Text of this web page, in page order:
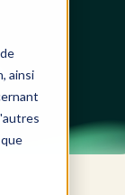
ainsi